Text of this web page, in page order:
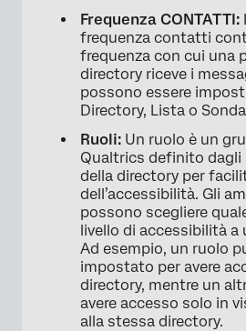
Frequenza CONTATTI:
frequenza contatti
frequenza con cui una
directory riceve i
possono essere
Directory, Lista o
Ruoli: Un ruolo è un
Qualtrics definito
della directory per
dell’accessibilità. Gli
possono scegliere
livello di accessibilità a
Ad esempio, un ruolo
impostato per avere
directory, mentre un
avere accesso solo in
alla stessa directory.